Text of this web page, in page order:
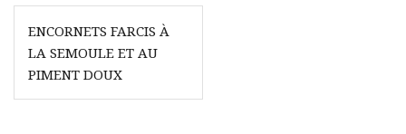
Navigation
de
l’article
ENCORNETS FARCIS À
LA SEMOULE ET AU
PIMENT DOUX